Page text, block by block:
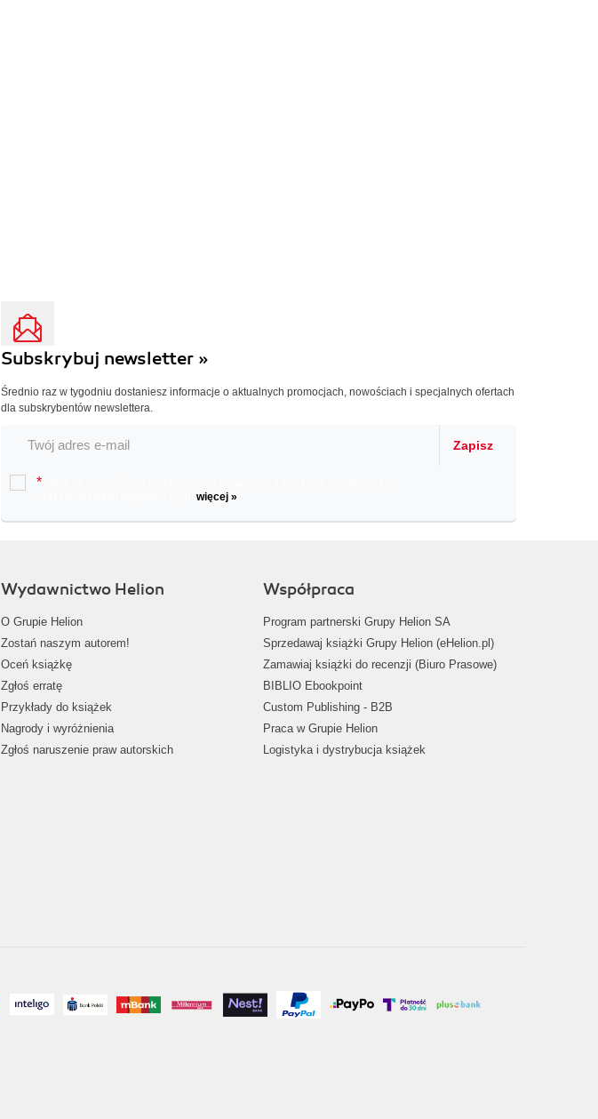
Subskrybuj newsletter »
Średnio raz w tygodniu dostaniesz informacje o aktualnych promocjach, nowościach i specjalnych ofertach
dla subskrybentów newslettera.
Zapisz
*
więcej »
Wydawnictwo Helion
O Grupie Helion
Zostań naszym autorem!
Oceń książkę
Zgłoś erratę
Przykłady do książek
Nagrody i wyróżnienia
Zgłoś naruszenie praw autorskich
Współpraca
Program partnerski Grupy Helion SA
Sprzedawaj książki Grupy Helion (eHelion.pl)
Zamawiaj książki do recenzji (Biuro Prasowe)
BIBLIO Ebookpoint
Custom Publishing - B2B
Praca w Grupie Helion
Logistyka i dystrybucja książek